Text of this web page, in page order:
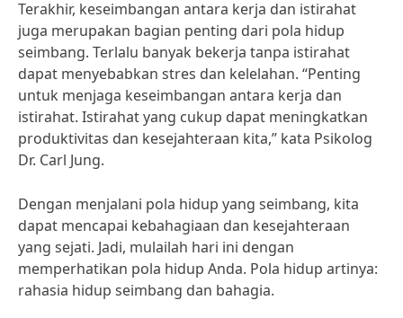
Terakhir, keseimbangan antara kerja dan istirahat
juga merupakan bagian penting dari pola hidup
seimbang. Terlalu banyak bekerja tanpa istirahat
dapat menyebabkan stres dan kelelahan. “Penting
untuk menjaga keseimbangan antara kerja dan
istirahat. Istirahat yang cukup dapat meningkatkan
produktivitas dan kesejahteraan kita,” kata Psikolog
Dr. Carl Jung.
Dengan menjalani pola hidup yang seimbang, kita
dapat mencapai kebahagiaan dan kesejahteraan
yang sejati. Jadi, mulailah hari ini dengan
memperhatikan pola hidup Anda. Pola hidup artinya:
rahasia hidup seimbang dan bahagia.